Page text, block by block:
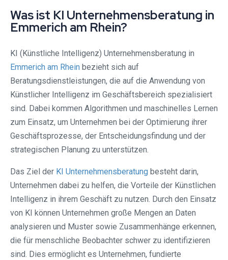
Was ist KI Unternehmensberatung in
Emmerich am Rhein?
KI (Künstliche Intelligenz) Unternehmensberatung in
Emmerich am Rhein bezieht sich auf
Beratungsdienstleistungen, die auf die Anwendung von
Künstlicher Intelligenz im Geschäftsbereich spezialisiert
sind. Dabei kommen Algorithmen und maschinelles Lernen
zum Einsatz, um Unternehmen bei der Optimierung ihrer
Geschäftsprozesse, der Entscheidungsfindung und der
strategischen Planung zu unterstützen.
Das Ziel der KI Unternehmensberatung besteht darin,
Unternehmen dabei zu helfen, die Vorteile der Künstlichen
Intelligenz in ihrem Geschäft zu nutzen. Durch den Einsatz
von KI können Unternehmen große Mengen an Daten
analysieren und Muster sowie Zusammenhänge erkennen,
die für menschliche Beobachter schwer zu identifizieren
sind. Dies ermöglicht es Unternehmen, fundierte